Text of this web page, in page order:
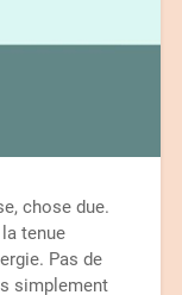
chose due.
tenue
Pas de
simplement